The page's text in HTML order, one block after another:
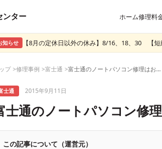
ンター ホーム修理料
知らせ 【8月の定休日以外の休み】8/16、18、30 【短
プ 修理事例 富士通 富士通のノートパソコン修理はおまかせください！
士通 2015年9月11日
士通のノートパソコン修
この記事について（運営元）